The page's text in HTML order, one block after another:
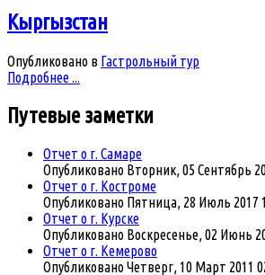
Кыргызстан
Опубликовано в Гастрольный тур
Подробнее ...
Путевыезаметки
Отчет о г. Самаре
Опубликовано Вторник, 05 Сентябрь
Отчет о г. Костроме
Опубликовано Пятница, 28 Июль 2017
Отчет о г. Курске
Опубликовано Воскресенье, 02 Июнь
Отчет о г. Кемерово
Опубликовано Четверг, 10 Март 2011